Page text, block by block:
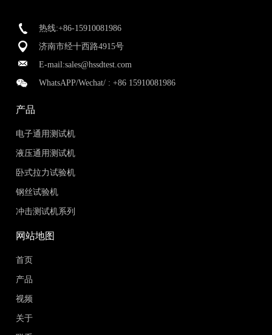
热线:+86-15910081986
济南市经十西路4915号
E-mail:sales@hssdtest.com
WhatsAPP/Wechat/ :+86 15910081986
产品
电子通用测试机
液压通用测试机
卧式拉力试验机
钢丝试验机
冲击测试机系列
网站地图
首页
产品
视频
关于